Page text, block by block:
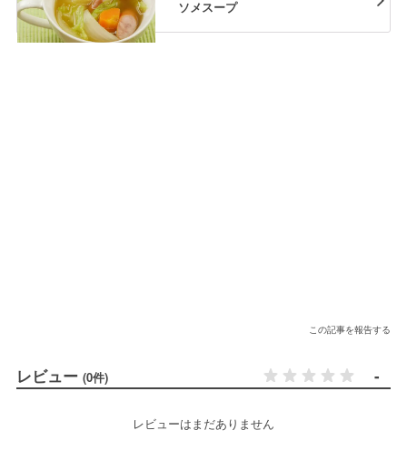
ソメスープ
この記事を報告する
レビュー (0件) -
レビューはまだありません